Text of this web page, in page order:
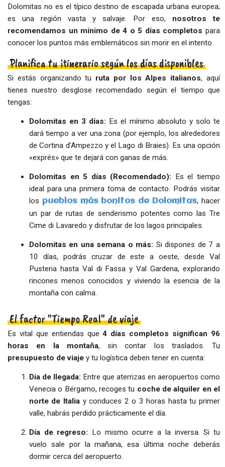
Dolomitas no es el típico destino de escapada urbana europea;
es una región vasta y salvaje. Por eso, nosotros te
recomendamos un mínimo de 4 o 5 días completos para
conocer los puntos más emblemáticos sin morir en el intento.
Planifica tu itinerario según los días disponibles
Si estás organizando tu ruta por los Alpes italianos, aquí
tienes nuestro desglose recomendado según el tiempo que
tengas:
Dolomitas en 3 días: Es el mínimo absoluto y solo te
dará tiempo a ver una zona (por ejemplo, los alrededores
de Cortina d’Ampezzo y el Lago di Braies). Es una opción
«exprés» que te dejará con ganas de más.
Dolomitas en 5 días (Recomendado): Es el tiempo
ideal para una primera toma de contacto. Podrás visitar
los pueblos más bonitos de Dolomitas, hacer
un par de rutas de senderismo potentes como las Tre
Cime di Lavaredo y disfrutar de los lagos principales.
Dolomitas en una semana o más: Si dispones de 7 a
10 días, podrás cruzar de este a oeste, desde Val
Pusteria hasta Val di Fassa y Val Gardena, explorando
rincones menos conocidos y viviendo la esencia de la
montaña con calma.
El factor "Tiempo Real" de viaje
Es vital que entiendas que4 días completos significan 96
horas en la montaña, sin contar los traslados. Tu
presupuesto de viaje y tu logística deben tener en cuenta:
Día de llegada: Entre que aterrizas en aeropuertos como
Venecia o Bérgamo, recoges tu coche de alquiler en el
norte de Italia y conduces 2 o 3 horas hasta tu primer
valle, habrás perdido prácticamente el día.
Día de regreso: Lo mismo ocurre a la inversa. Si tu
vuelo sale por la mañana, esa última noche deberás
dormir cerca del aeropuerto.